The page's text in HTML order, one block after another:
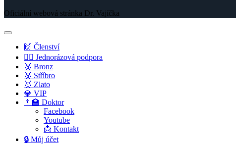
Oficiální webová stránka Dr. Vajíčka
🙌 Členství
💁‍♂️ Jednorázová podpora
🥉 Bronz
🥈 Stříbro
🥇 Zlato
💎 VIP
👨‍🏫 Doktor
Facebook
Youtube
📩 Kontakt
🔒 Můj účet